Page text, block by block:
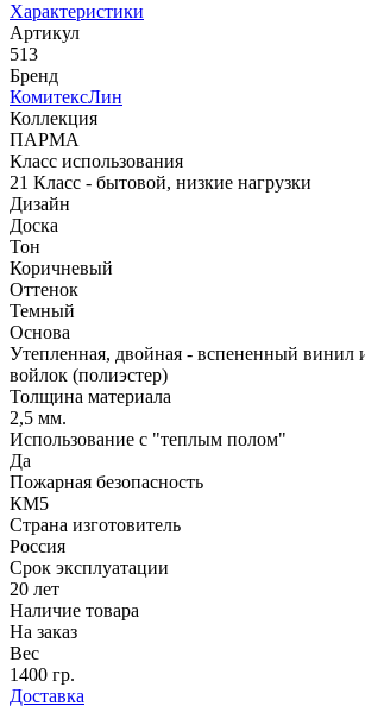
Характеристики
Артикул
513
Бренд
КомитексЛин
Коллекция
ПАРМА
Класс использования
21 Класс - бытовой, низкие нагрузки
Дизайн
Доска
Тон
Коричневый
Оттенок
Темный
Основа
Утепленная, двойная - вспененный винил
войлок (полиэстер)
Толщина материала
2,5 мм.
Использование с "теплым полом"
Да
Пожарная безопасность
КМ5
Страна изготовитель
Россия
Срок эксплуатации
20 лет
Наличие товара
На заказ
Вес
1400 гр.
Доставка